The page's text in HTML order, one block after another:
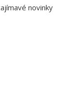
novinky